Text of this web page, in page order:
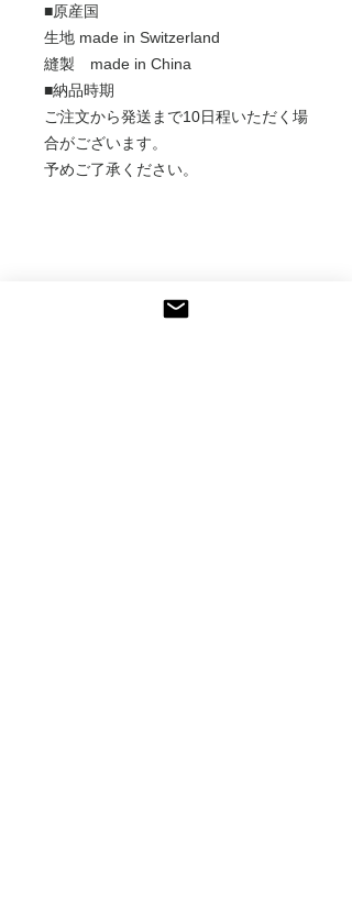
■原産国
生地 made in Switzerland
縫製 made in China
■納品時期
ご注文から発送まで10日程いただく場
合がございます。
予めご了承ください。